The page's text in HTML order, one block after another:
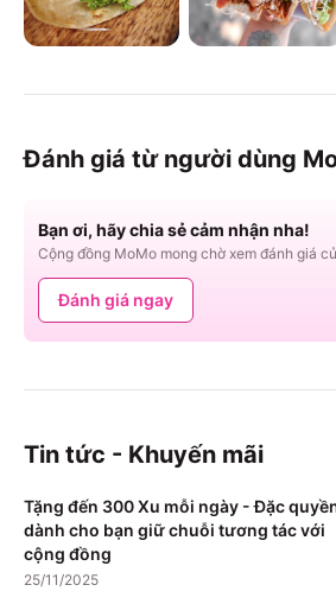
Đánh giá từ người dùng
Bạn ơi, hãy chia sẻ cảm nhận nha!
Cộng đồng MoMo mong chờ xem đánh giá
Đánh giá ngay
Tin tức - Khuyến mãi
Tặng đến 300 Xu mỗi ngày - Đặc
dành cho bạn giữ chuỗi tương tác với
cộng đồng
25/11/2025